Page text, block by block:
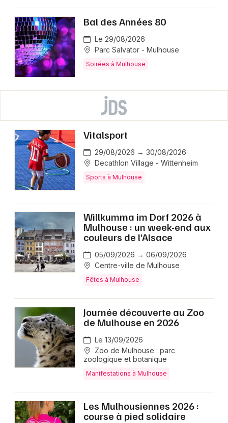
Bal des Années 80
Le 29/08/2026
Parc Salvator - Mulhouse
Soirées à Mulhouse
Vitalsport
29/08/2026 → 30/08/2026
Decathlon Village - Wittenheim
Sports à Mulhouse
Willkumma im Dorf 2026 à
Mulhouse : un week-end aux
couleurs de l’Alsace
05/09/2026 → 06/09/2026
Centre-ville de Mulhouse
Fêtes à Mulhouse
Journée découverte au Zoo
de Mulhouse en 2026
Le 13/09/2026
Zoo de Mulhouse : parc
zoologique et botanique
Manifestations à Mulhouse
Les Mulhousiennes 2026 :
course à pied solidaire